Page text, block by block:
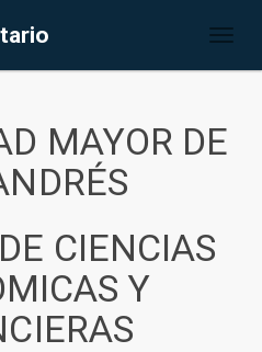
MAYOR DE
CIENCIAS
Y